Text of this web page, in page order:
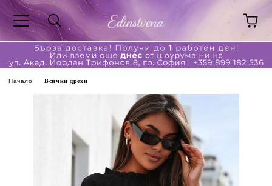
Начало Всички дрехи